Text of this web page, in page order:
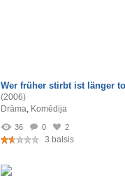
Wer früher stirbt ist länger
(2006)
Drāma, Komēdija
36 0 2
3 balsis